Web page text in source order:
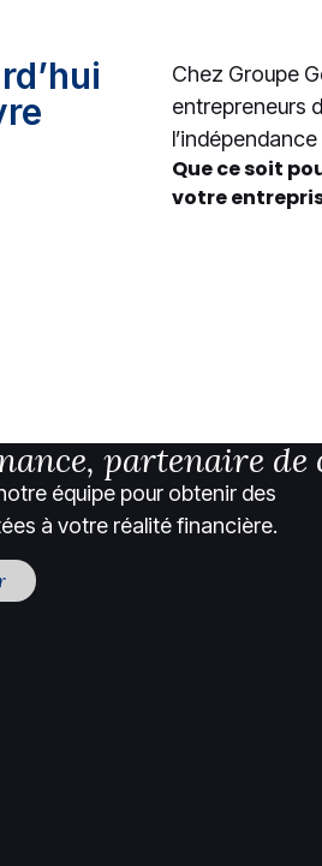
Chez Groupe
entrepreneurs
Que ce soit
votre
partenaire de
équipe pour obtenir des
à votre réalité financière.